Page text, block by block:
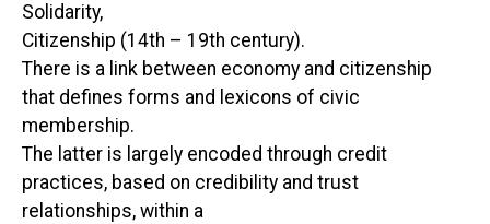
Solidarity,
Citizenship (14th – 19th century).
There is a link between economy and citizenship
that defines forms and lexicons of civic
membership.
The latter is largely encoded through credit
practices, based on credibility and trust
relationships, within a